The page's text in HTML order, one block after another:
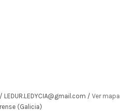
/ LEDUR.LEDYCIA@gmail.com / Ver mapa
(Galicia)